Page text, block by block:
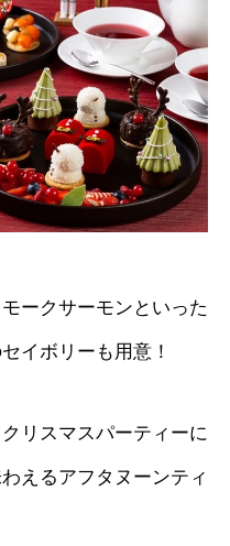
ークサーモンといった
イボリーも用意！
リスマスパーティーに
えるアフタヌーンティ